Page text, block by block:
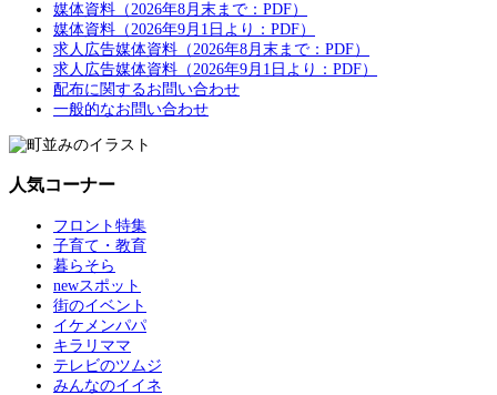
媒体資料（2026年8月末まで：PDF）
媒体資料（2026年9月1日より：PDF）
求人広告媒体資料（2026年8月末まで：PDF）
求人広告媒体資料（2026年9月1日より：PDF）
配布に関するお問い合わせ
一般的なお問い合わせ
人気コーナー
フロント特集
子育て・教育
暮らそら
newスポット
街のイベント
イケメンパパ
キラリママ
テレビのツムジ
みんなのイイネ